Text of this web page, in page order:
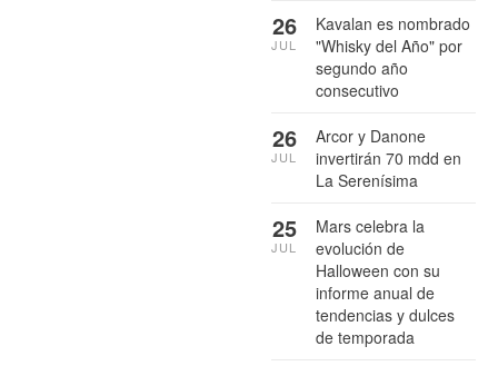
Kavalan es nombrado
"Whisky del Año" por
segundo año
consecutivo
26
JUL
Arcor y Danone
invertirán 70 mdd en
La Serenísima
26
JUL
Mars celebra la
evolución de
Halloween con su
informe anual de
tendencias y dulces
de temporada
25
JUL